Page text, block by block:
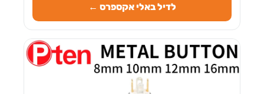
לדיל באלי אקספרס ←